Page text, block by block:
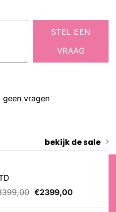
STEL EEN
VRAAG
geen vragen
bekijk de sale
Oorspronkelijke
€2399,00Huidige